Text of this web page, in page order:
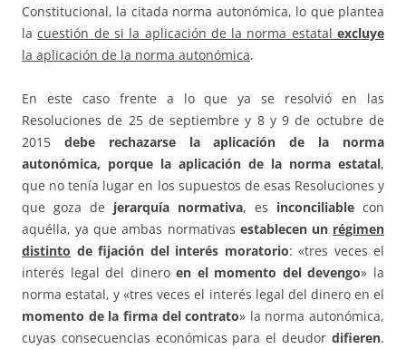
Constitucional, la citada norma autonómica, lo que plantea
lacuestión de si la aplicación de la norma estatalexcluye
la aplicación de la norma autonómica.
En este caso frente a lo que ya se resolvió en las
Resoluciones de 25 de septiembre y 8 y 9 de octubre de
2015 debe rechazarse la aplicación de la norma
autonómica, porque la aplicación de la norma estatal,
que no tenía lugar en los supuestos de esas Resoluciones y
que goza de jerarquía normativa, es inconciliable con
aquélla, ya que ambas normativas establecen un régimen
distinto de fijación del interés moratorio: «tres veces el
interés legal del dineroen el momento del devengo» la
norma estatal, y «tres veces el interés legal del dinero en el
momento de la firma del contrato» la norma autonómica,
cuyas consecuencias económicas para el deudor difieren.